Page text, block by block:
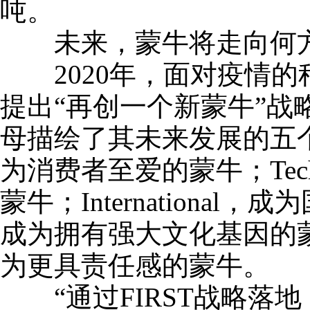
吨。
未来，蒙牛将走向何
2020年，面对疫情的
提出“再创一个新蒙牛”战
母描绘了其未来发展的五
为消费者至爱的蒙牛；
蒙牛；International，成
成为拥有强大文化基因的
为更具责任感的蒙牛。
“通过FIRST战略落地